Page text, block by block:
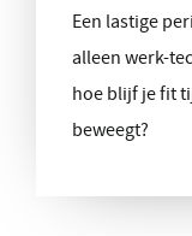
Een lastige
alleen werk-
hoe blijf je fit
beweegt?